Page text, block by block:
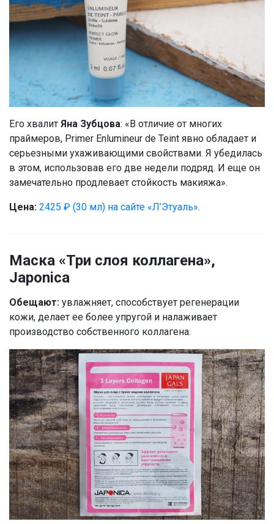
Его хвалит Яна Зубцова: «В отличие от многих
праймеров, Primer Enlumineur de Teint явно обладает и
серьезными ухаживающими свойствами. Я убедилась
в этом, использовав его две недели подряд. И еще он
замечательно продлевает стойкость макияжа».
Цена: 2425 ₽ (30 мл) на сайте «Л’Этуаль».
Маска «Три слоя коллагена»,
Japonica
Обещают: увлажняет, способствует регенерации
кожи, делает ее более упругой и налаживает
производство собственного коллагена.